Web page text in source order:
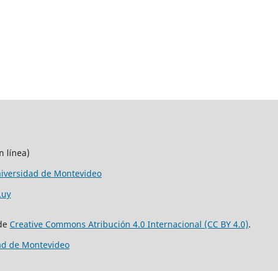
línea)
de Montevideo
Creative Commons Atribución 4.0 Internacional (CC BY 4.0).
de Montevideo